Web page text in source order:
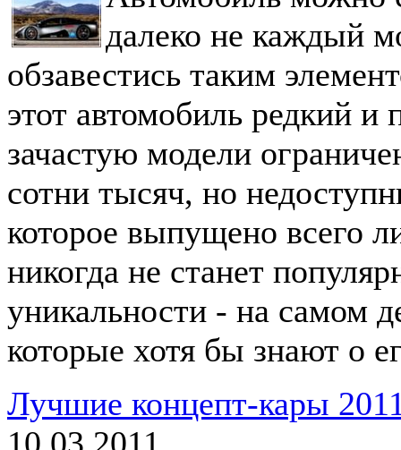
далеко не каждый
обзавестись таким
этот автомобиль редкий
зачастую модели
сотни тысяч, но
которое выпущено всего
никогда не станет
уникальности - на самом
которые хотя бы знают о
Лучшие концепт-кары